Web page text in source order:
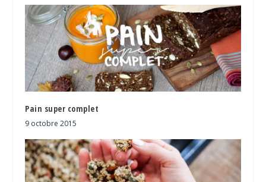
Pain super complet
9 octobre 2015